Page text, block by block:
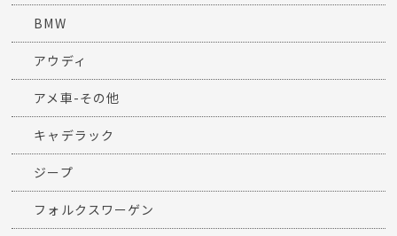
BMW
アウディ
アメ車-その他
キャデラック
ジープ
フォルクスワーゲン